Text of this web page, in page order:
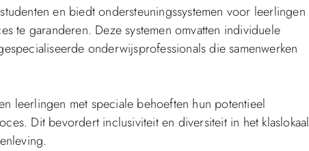
en biedt ondersteuningssystemen voor leerlingen
te garanderen. Deze systemen omvatten individuele
onderwijsprofessionals die samenwerken
leerlingen met speciale behoeften hun potentieel
Dit bevordert inclusiviteit en diversiteit in het klaslokaal